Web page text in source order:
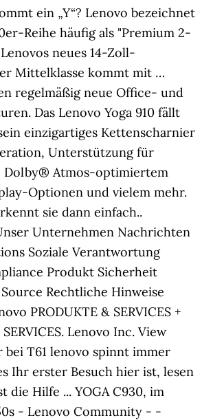
ein „Y“? Lenovo bezeichnet
Reihe häufig als "Premium 2-
neues 14-Zoll-
Mittelklasse kommt mit …
regelmäßig neue Office- und
Das Lenovo Yoga 910 fällt
einzigartiges Kettenscharnier
Unterstützung für
Dolby® Atmos-optimiertem
Optionen und vielem mehr.
sie dann einfach..
Unternehmen Nachrichten
Soziale Verantwortung
Produkt Sicherheit
Rechtliche Hinweise
PRODUKTE & SERVICES +
Lenovo Inc. View
bei T61 lenovo spinnt immer
Ihr erster Besuch hier ist, lesen
die Hilfe ... YOGA C930, im
- Lenovo Community - -